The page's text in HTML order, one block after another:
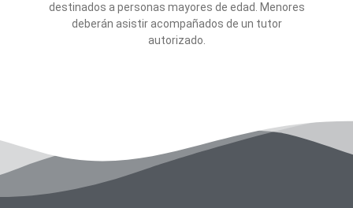
destinados a personas mayores de edad.
Menores
deberán asistir acompañados de un tutor
autorizado.